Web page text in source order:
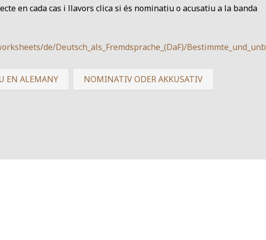
en cada cas i llavors clica si és nominatiu o acusatiu a la banda
de/Deutsch_als_Fremdsprache_(DaF)/
EN ALEMANY NOMINATIV ODER AKKUSATIV